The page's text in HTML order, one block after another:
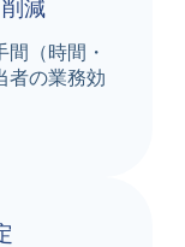
減
（時間・
者の業務効